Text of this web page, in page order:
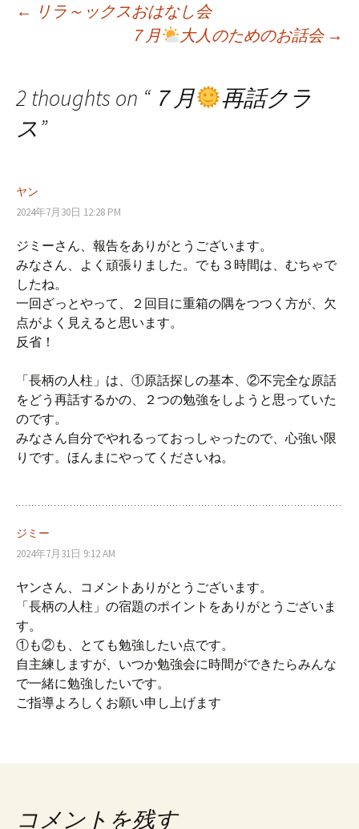
稿
ナ
ビ
ゲ
ー
シ
ョ
ン
← リラ～ックスおはなし会
７月
大人のためのお話会 →
2 thoughts on “７月
再話クラ
ス”
ヤン
2024年7月30日 12:28 PM
ジミーさん、報告をありがとうございます。
みなさん、よく頑張りました。でも３時間は、むちゃで
したね。
一回ざっとやって、２回目に重箱の隅をつつく方が、欠
点がよく見えると思います。
反省！
「長柄の人柱」は、①原話探しの基本、②不完全な原話
をどう再話するかの、２つの勉強をしようと思っていた
のです。
みなさん自分でやれるっておっしゃったので、心強い限
りです。ほんまにやってくださいね。
ジミー
2024年7月31日 9:12 AM
ヤンさん、コメントありがとうございます。
「長柄の人柱」の宿題のポイントをありがとうございま
す。
①も②も、とても勉強したい点です。
自主練しますが、いつか勉強会に時間ができたらみんな
で一緒に勉強したいです。
ご指導よろしくお願い申し上げます
コメントを残す